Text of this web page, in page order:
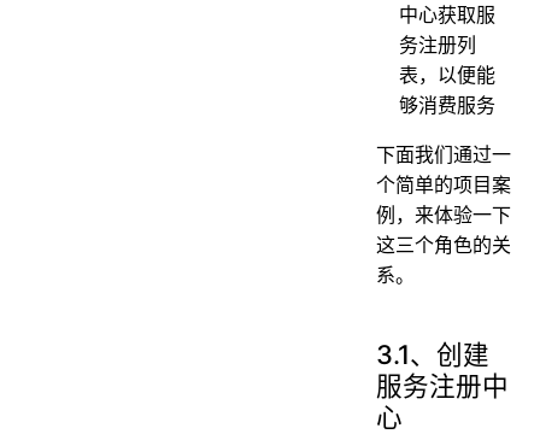
中心获取服
务注册列
表，以便能
够消费服务
下面我们通过一
个简单的项目案
例，来体验一下
这三个角色的关
系。
3.1、创建
服务注册中
心